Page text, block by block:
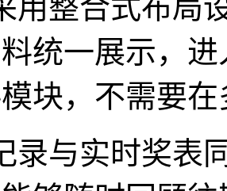
用整合式布局
统一展示，
块，不需要
录与实时奖表